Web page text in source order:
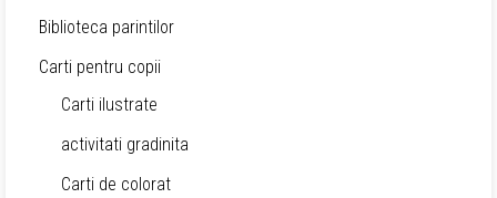
Biblioteca parintilor
Carti pentru copii
Carti ilustrate
activitati gradinita
Carti de colorat